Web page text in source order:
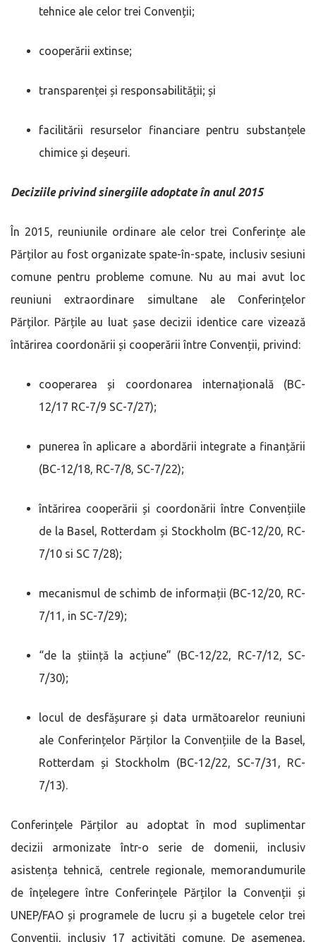
tehnice ale celor trei Convenții;
cooperării extinse;
transparenței și responsabilității; și
facilitării resurselor financiare pentru substanțele
chimice și deșeuri.
Deciziile privind sinergiile adoptate în anul 2015
În 2015, reuniunile ordinare ale celor trei Conferințe ale
Părților au fost organizate spate-în-spate, inclusiv sesiuni
comune pentru probleme comune. Nu au mai avut loc
reuniuni extraordinare simultane ale Conferințelor
Părților. Părțile au luat șase decizii identice care vizează
întărirea coordonării și cooperării între Convenții, privind:
cooperarea și coordonarea internațională (BC-
12/17 RC-7/9 SC-7/27);
punerea în aplicare a abordării integrate a finanțării
(BC-12/18, RC-7/8, SC-7/22);
întărirea cooperării și coordonării între Convențiile
de la Basel, Rotterdam și Stockholm (BC-12/20, RC-
7/10 si SC 7/28);
mecanismul de schimb de informații (BC-12/20, RC-
7/11, in SC-7/29);
“de la știință la acțiune” (BC-12/22, RC-7/12, SC-
7/30);
locul de desfășurare și data următoarelor reuniuni
ale Conferințelor Părților la Convențiile de la Basel,
Rotterdam și Stockholm (BC-12/22, SC-7/31, RC-
7/13).
Conferințele Părților au adoptat în mod suplimentar
decizii armonizate într-o serie de domenii, inclusiv
asistența tehnică, centrele regionale, memorandumurile
de înțelegere între Conferințele Părților la Convenții și
UNEP/FAO și programele de lucru și a bugetele celor trei
Convenții, inclusiv 17 activități comune. De asemenea,